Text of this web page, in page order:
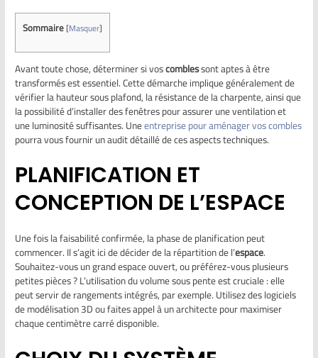
Sommaire[Masquer]
Avant toute chose, déterminer si voscomblessont aptes à être
transformés est essentiel. Cette démarche implique généralement de
vérifier la hauteur sous plafond, la résistance de la charpente, ainsi que
la possibilité d’installer des fenêtres pour assurer une ventilation et
une luminosité suffisantes. Uneentreprise pour aménager vos combles
pourra vous fournir un audit détaillé de ces aspects techniques.
PLANIFICATION ET
CONCEPTION DE L’ESPACE
Une fois la faisabilité confirmée, la phase de planification peut
commencer. Il s’agit ici de décider de la répartition de l’espace.
Souhaitez-vous un grand espace ouvert, ou préférez-vous plusieurs
petites pièces ? L’utilisation du volume sous pente est cruciale : elle
peut servir de rangements intégrés, par exemple. Utilisez des logiciels
de modélisation 3D ou faites appel à un architecte pour maximiser
chaque centimètre carré disponible.